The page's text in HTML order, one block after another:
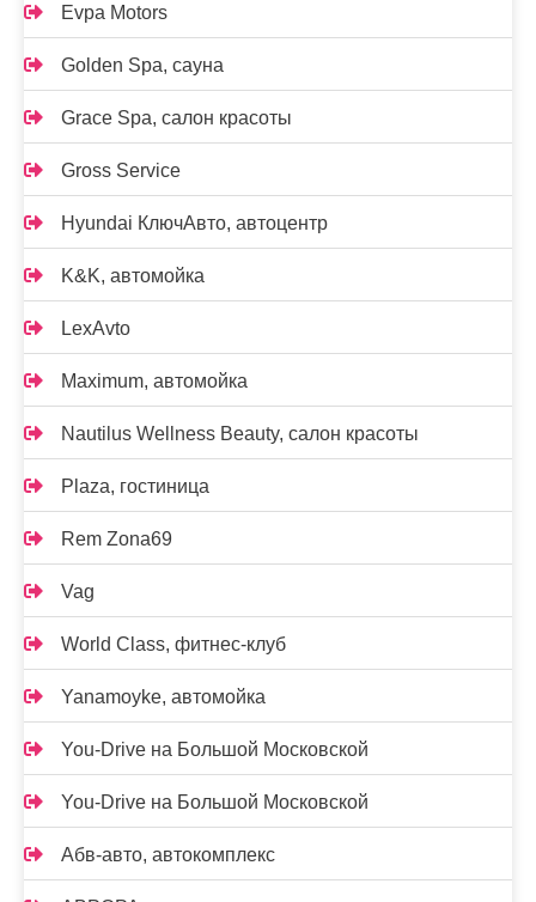
Evpa Motors
Golden Spa, сауна
Grace Spa, салон красоты
Gross Service
Hyundai КлючАвто, автоцентр
K&K, автомойка
LexAvto
Maximum, автомойка
Nautilus Wellness Beauty, салон красоты
Plaza, гостиница
Rem Zona69
Vag
World Class, фитнес-клуб
Yanamoyke, автомойка
You-Drive на Большой Московской
You-Drive на Большой Московской
Абв-авто, автокомплекс